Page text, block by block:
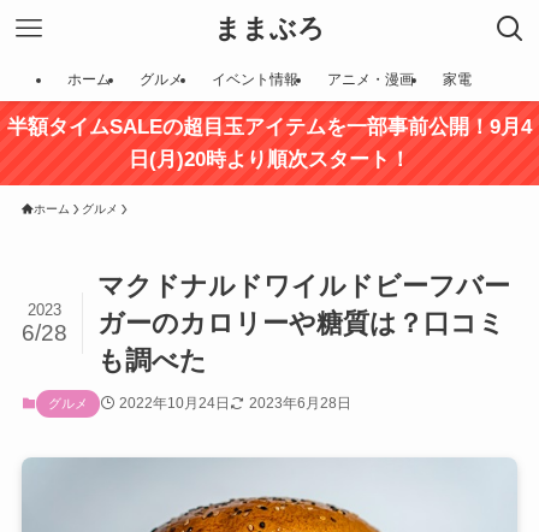
ままぶろ
ホーム グルメ イベント情報 アニメ・漫画 家電
半額タイムSALEの超目玉アイテムを一部事前公開！9月4
日(月)20時より順次スタート！
ホーム グルメ
マクドナルドワイルドビーフバー
ガーのカロリーや糖質は？口コミ
も調べた
2023
6/28
グルメ 2022年10月24日 2023年6月28日